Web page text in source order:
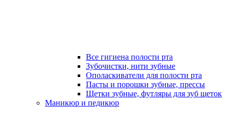
Все гигиена полости рта
Зубочистки, нити зубные
Ополаскиватели для полости рта
Пасты и порошки зубные, прессы
Щетки зубные, футляры для зуб щеток
Маникюр и педикюр